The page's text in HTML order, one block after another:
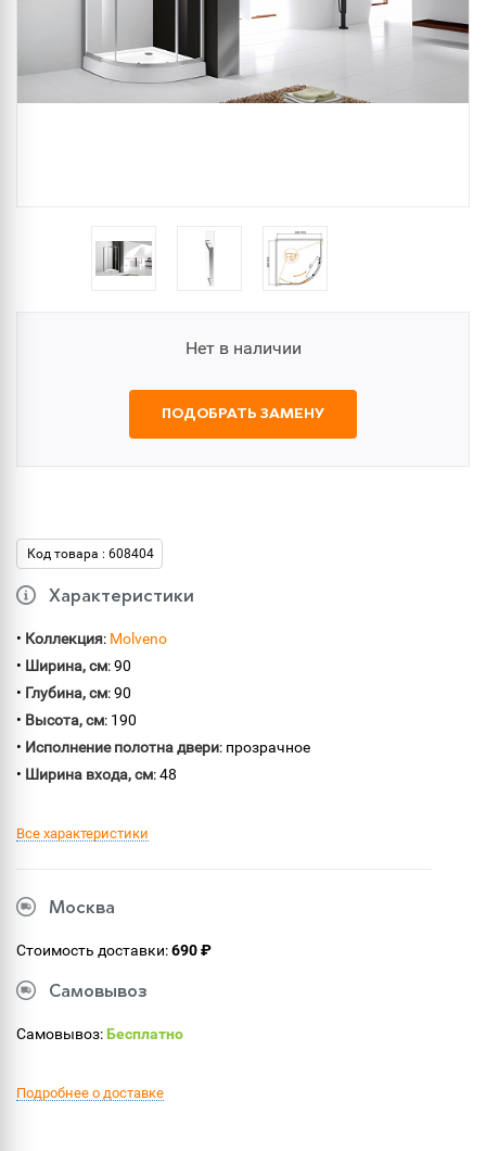
Нет в наличии
ПОДОБРАТЬ ЗАМЕНУ
Код товара : 608404
Характеристики
• Коллекция: Molveno
• Ширина, см: 90
• Глубина, см: 90
• Высота, см: 190
• Исполнение полотна двери: прозрачное
• Ширина входа, см: 48
Все характеристики
Москва
Стоимость доставки:690 ₽
Самовывоз
Самовывоз:Бесплатно
Подробнее о доставке